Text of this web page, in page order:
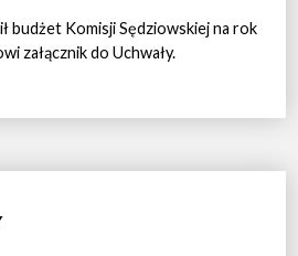
budżet Komisji Sędziowskiej na rok
załącznik do Uchwały.